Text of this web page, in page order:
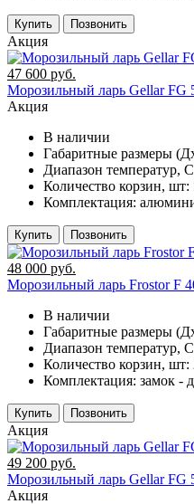
Купить Позвонить
Акция
47 600 руб.
Морозильный ларь Gellar FG
Акция
В наличии
Габаритные размеры
Диапазон температур,
Количество корзин, шт:
Комплектация:
Купить Позвонить
48 000 руб.
Морозильный ларь Frostor F
В наличии
Габаритные размеры
Диапазон температур,
Количество корзин, шт:
Комплектация: замок -
Купить Позвонить
Акция
49 200 руб.
Морозильный ларь Gellar FG
Акция